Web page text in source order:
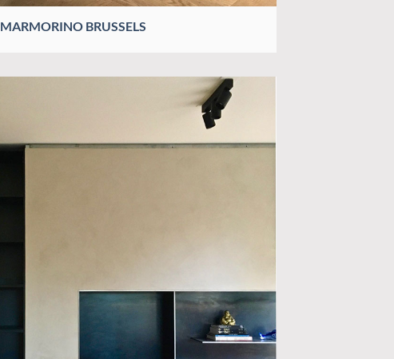
MARMORINO BRUSSELS